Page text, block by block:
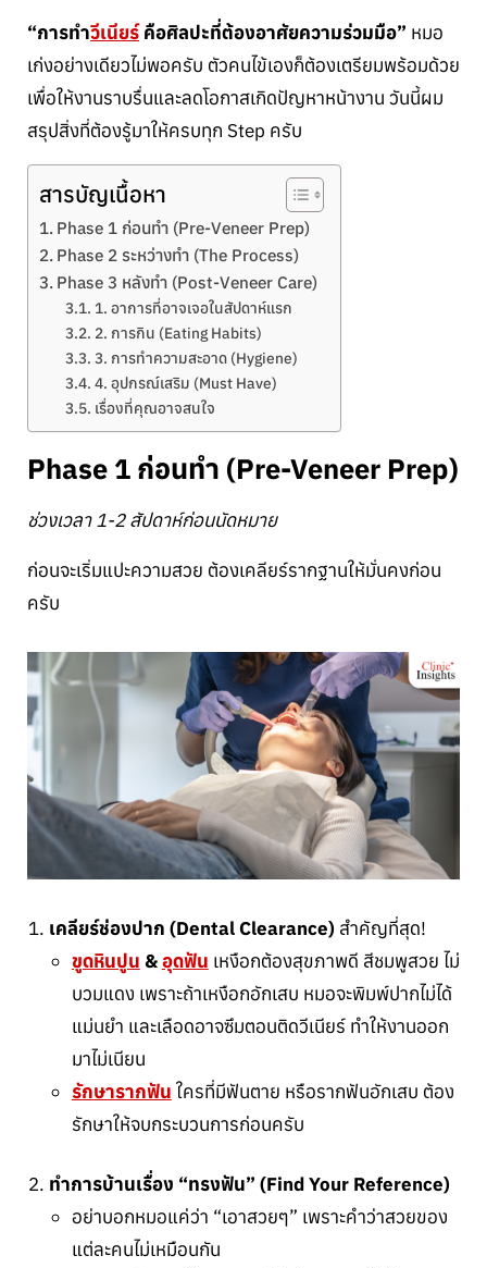
“การทำวีเนียร์คือศิลปะที่ต้องอาศัยความร่วมมือ” หมอ
เก่งอย่างเดียวไม่พอครับ ตัวคนไข้เองก็ต้องเตรียมพร้อมด้วย
เพื่อให้งานราบรื่นและลดโอกาสเกิดปัญหาหน้างาน วันนี้ผม
สรุปสิ่งที่ต้องรู้มาให้ครบทุก Step ครับ
สารบัญเนื้อหา
Phase 1 ก่อนทำ (Pre-Veneer Prep)
Phase 2 ระหว่างทำ (The Process)
Phase 3 หลังทำ (Post-Veneer Care)
1. อาการที่อาจเจอในสัปดาห์แรก
2. การกิน (Eating Habits)
3. การทำความสะอาด (Hygiene)
4. อุปกรณ์เสริม (Must Have)
เรื่องที่คุณอาจสนใจ
Phase 1 ก่อนทำ (Pre-Veneer Prep)
ช่วงเวลา 1-2 สัปดาห์ก่อนนัดหมาย
ก่อนจะเริ่มแปะความสวย ต้องเคลียร์รากฐานให้มั่นคงก่อน
ครับ
เคลียร์ช่องปาก (Dental Clearance) สำคัญที่สุด!
ขูดหินปูน &อุดฟัน เหงือกต้องสุขภาพดี สีชมพูสวย ไม่
บวมแดง เพราะถ้าเหงือกอักเสบ หมอจะพิมพ์ปากไม่ได้
แม่นยำ และเลือดอาจซึมตอนติดวีเนียร์ ทำให้งานออก
มาไม่เนียน
รักษารากฟัน ใครที่มีฟันตาย หรือรากฟันอักเสบ ต้อง
รักษาให้จบกระบวนการก่อนครับ
ทำการบ้านเรื่อง “ทรงฟัน” (Find Your Reference)
อย่าบอกหมอแค่ว่า “เอาสวยๆ” เพราะคำว่าสวยของ
แต่ละคนไม่เหมือนกัน